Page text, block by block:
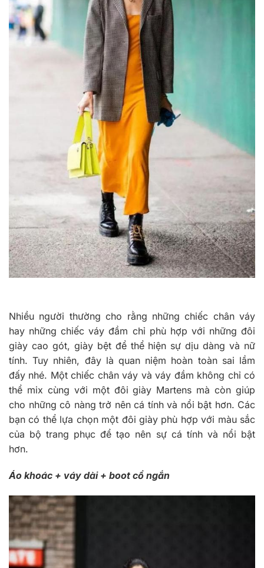
Nhiều người thường cho rằng những chiếc chân váy
hay những chiếc váy đầm chỉ phù hợp với những đôi
giày cao gót, giày bệt để thể hiện sự dịu dàng và nữ
tính. Tuy nhiên, đây là quan niệm hoàn toàn sai lầm
đấy nhé. Một chiếc chân váy và váy đầm không chỉ có
thể mix cùng với một đôi giày Martens mà còn giúp
cho những cô nàng trở nên cá tính và nổi bật hơn. Các
bạn có thể lựa chọn một đôi giày phù hợp với màu sắc
của bộ trang phục để tạo nên sự cá tính và nổi bật
hơn.
Áo khoác + váy dài + boot cổ ngắn